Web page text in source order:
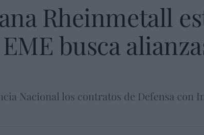
Rheinmetall
busca
Nacional los contratos de Defensa con